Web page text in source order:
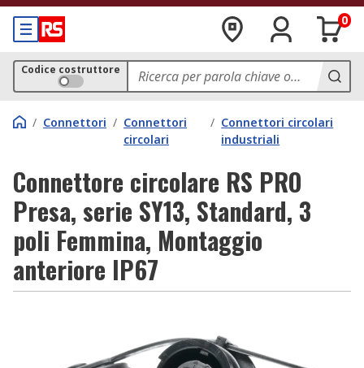
0
Codice costruttore
/ Connettori / Connettori
circolari
/ Connettori circolari
industriali
Connettore circolare RS PRO
Presa, serie SY13, Standard, 3
poli Femmina, Montaggio
anteriore IP67